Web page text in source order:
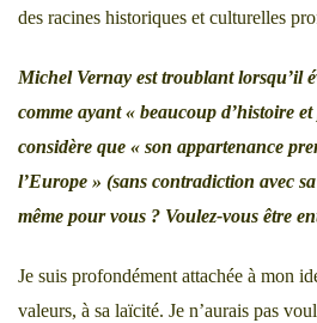
des racines historiques et culturelles
Michel Vernay est troublant lorsqu’il
comme ayant« beaucoup d’histoire
considère que « son appartenance
l’Europe » (sans contradiction avec
même pour vous ? Voulez-vous être
Je suis profondément attachée à mon
valeurs, à sa laïcité. Je n’aurais pas